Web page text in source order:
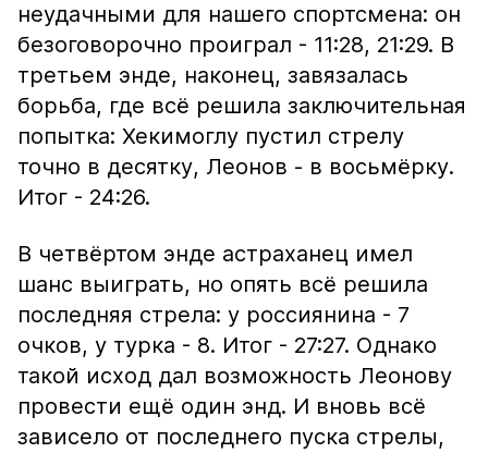
неудачными для нашего спортсмена: он
безоговорочно проиграл - 11:28, 21:29. В
третьем энде, наконец, завязалась
борьба, где всё решила заключительная
попытка: Хекимоглу пустил стрелу
точно в десятку, Леонов - в восьмёрку.
Итог - 24:26.
В четвёртом энде астраханец имел
шанс выиграть, но опять всё решила
последняя стрела: у россиянина - 7
очков, у турка - 8. Итог - 27:27. Однако
такой исход дал возможность Леонову
провести ещё один энд. И вновь всё
зависело от последнего пуска стрелы,